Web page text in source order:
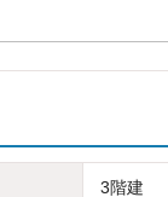
3階建